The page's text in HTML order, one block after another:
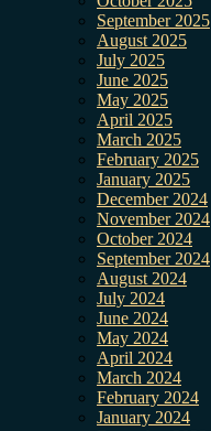
September 2025
August 2025
July 2025
June 2025
May 2025
April 2025
March 2025
February 2025
January 2025
December 2024
November 2024
October 2024
September 2024
August 2024
July 2024
June 2024
May 2024
April 2024
March 2024
February 2024
January 2024